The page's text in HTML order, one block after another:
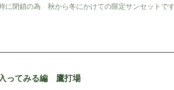
に閉鎖の為 秋から冬にかけての限定サンセットです
ってみる編 鷹打場